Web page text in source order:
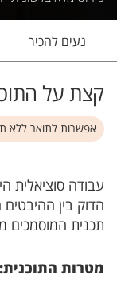
נעים להכיר
קצת על
אפשרות לתואר ללא
עבודה סוציאלית
הדוק בין
תכנית המוסמכים
מטרות התוכנית: